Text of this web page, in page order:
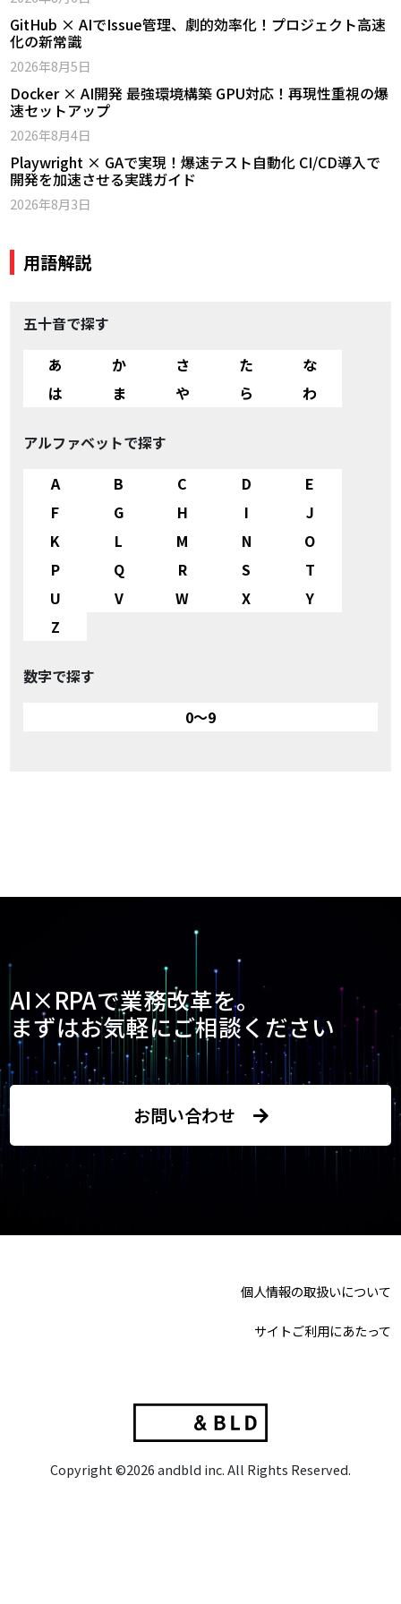
GitHub × AIでIssue管理、劇的効率化！プロジェクト高速
化の新常識
2026年8月5日
Docker × AI開発 最強環境構築 GPU対応！再現性重視の爆
速セットアップ
2026年8月4日
Playwright × GAで実現！爆速テスト自動化 CI/CD導入で
開発を加速させる実践ガイド
2026年8月3日
用語解説
五十音で探す
あ
か さ た
な
は
ま や ら わ
アルファベットで探す
A
B C D
E
F
G H I
J
K
L M N
O
P
Q R S
T
U
V W X
Y
Z
数字で探す
0～9
AI×RPAで業務改革を。
まずはお気軽にご相談ください
お問い合わせ
個人情報の取扱いについて
サイトご利用にあたって
Copyright ©2026 andbld inc. All Rights Reserved.